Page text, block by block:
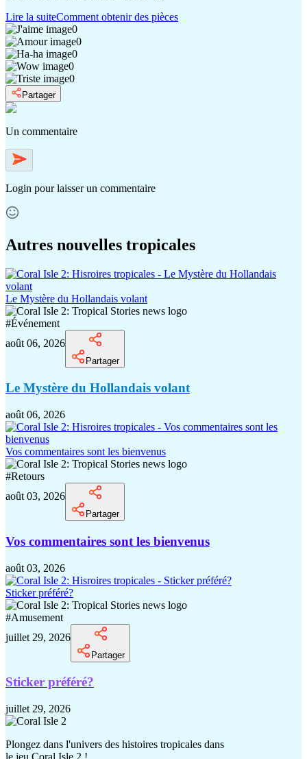
Lire la suiteComment obtenir des pièces
0
0
0
0
0
Partager
Un commentaire
Login pour laisser un commentaire
Autres nouvelles tropicales
Le Mystère du Hollandais volant
#Événement
août 06, 2026
Partager
Le Mystère du Hollandais volant
août 06, 2026
Vos commentaires sont les bienvenus
#Retours
août 03, 2026
Partager
Vos commentaires sont les bienvenus
août 03, 2026
Sticker préféré?
#Amusement
juillet 29, 2026
Partager
Sticker préféré?
juillet 29, 2026
Plongez dans l'univers des histoires tropicales dans
le jeu Coral Isle 2 !